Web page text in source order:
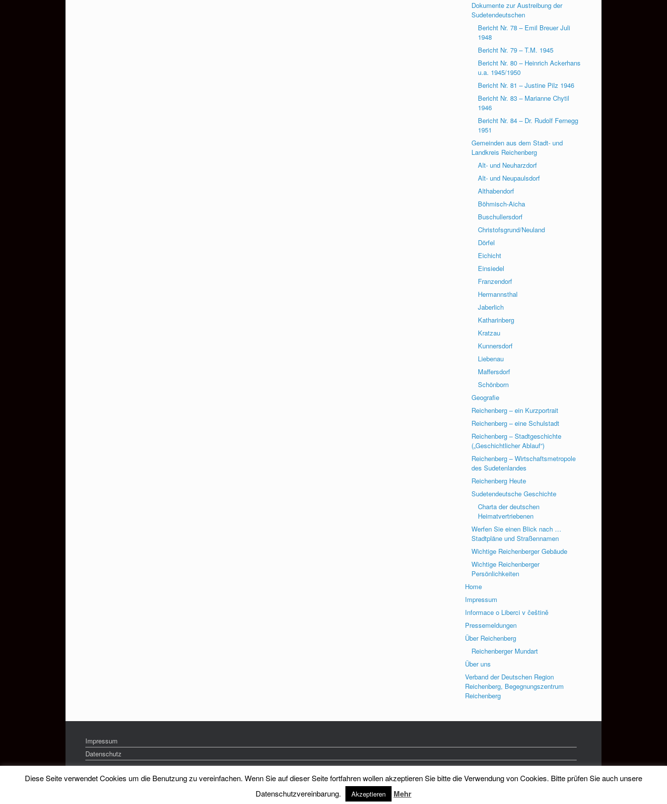
Dokumente zur Austreibung der
Sudetendeutschen
Bericht Nr. 78 – Emil Breuer Juli
1948
Bericht Nr. 79 – T.M. 1945
Bericht Nr. 80 – Heinrich Ackerhans
u.a. 1945/1950
Bericht Nr. 81 – Justine Pilz 1946
Bericht Nr. 83 – Marianne Chytil
1946
Bericht Nr. 84 – Dr. Rudolf Fernegg
1951
Gemeinden aus dem Stadt- und
Landkreis Reichenberg
Alt- und Neuharzdorf
Alt- und Neupaulsdorf
Althabendorf
Böhmisch-Aicha
Buschullersdorf
Christofsgrund/Neuland
Dörfel
Eichicht
Einsiedel
Franzendorf
Hermannsthal
Jaberlich
Katharinberg
Kratzau
Kunnersdorf
Liebenau
Maffersdorf
Schönborn
Geografie
Reichenberg – ein Kurzportrait
Reichenberg – eine Schulstadt
Reichenberg – Stadtgeschichte
(„Geschichtlicher Ablauf“)
Reichenberg – Wirtschaftsmetropole
des Sudetenlandes
Reichenberg Heute
Sudetendeutsche Geschichte
Charta der deutschen
Heimatvertriebenen
Werfen Sie einen Blick nach …
Stadtpläne und Straßennamen
Wichtige Reichenberger Gebäude
Wichtige Reichenberger
Persönlichkeiten
Home
Impressum
Informace o Liberci v češtině
Pressemeldungen
Über Reichenberg
Reichenberger Mundart
Über uns
Verband der Deutschen Region
Reichenberg, Begegnungszentrum
Reichenberg
Impressum
Datenschutz
Heimatkreis Reichenberg Stadt und Land e.V. Theme bySiteOrigin
Diese Seite verwendet Cookies um die Benutzung zu vereinfachen. Wenn Sie auf dieser Seite fortfahren wollen akzeptieren Sie bitte die Verwendung von Cookies. Bitte prüfen Sie auch unsere
Datenschutzvereinbarung.
Akzeptieren Mehr